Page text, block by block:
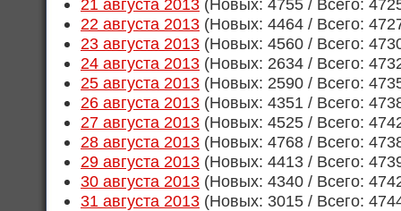
21 августа 2013 (Новых: 4755 / Всего:
22 августа 2013 (Новых: 4464 / Всего:
23 августа 2013 (Новых: 4560 / Всего:
24 августа 2013 (Новых: 2634 / Всего:
25 августа 2013 (Новых: 2590 / Всего:
26 августа 2013 (Новых: 4351 / Всего:
27 августа 2013 (Новых: 4525 / Всего:
28 августа 2013 (Новых: 4768 / Всего:
29 августа 2013 (Новых: 4413 / Всего:
30 августа 2013 (Новых: 4340 / Всего:
31 августа 2013 (Новых: 3015 / Всего: